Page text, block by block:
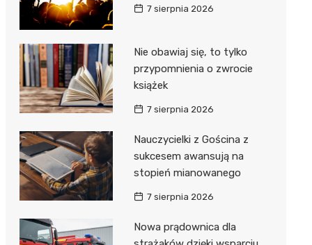
7 sierpnia 2026
Nie obawiaj się, to tylko
przypomnienia o zwrocie
książek
7 sierpnia 2026
Nauczycielki z Gościna z
sukcesem awansują na
stopień mianowanego
7 sierpnia 2026
Nowa prądownica dla